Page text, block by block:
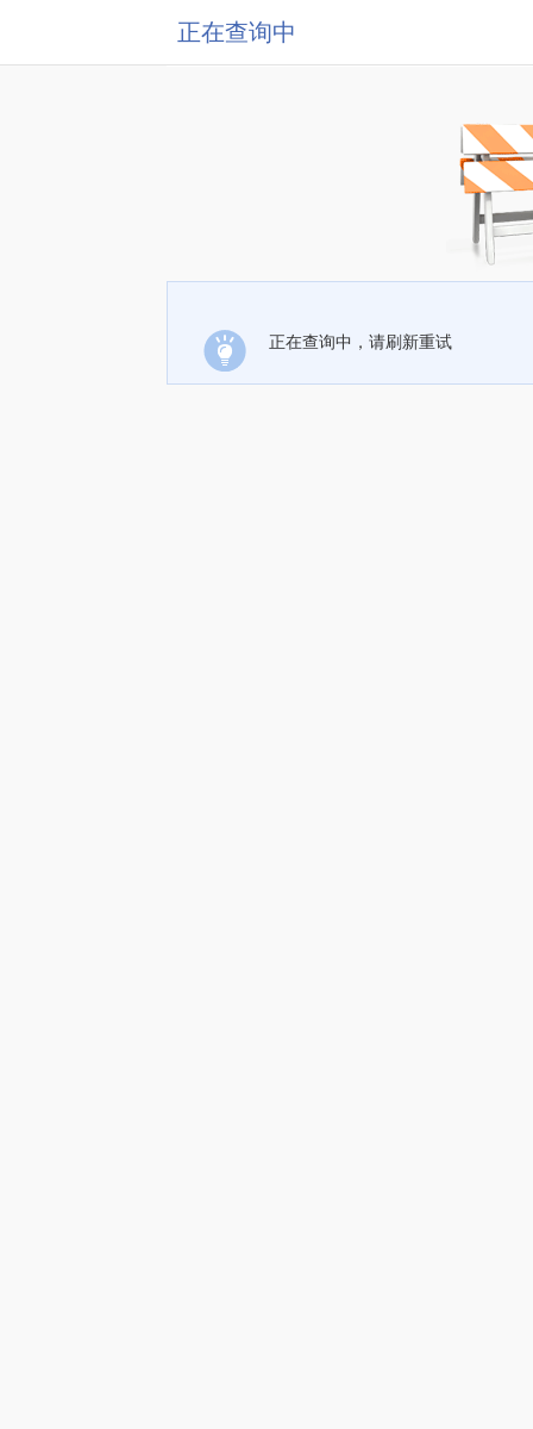
正在查询中
正在查询中，请刷新重试